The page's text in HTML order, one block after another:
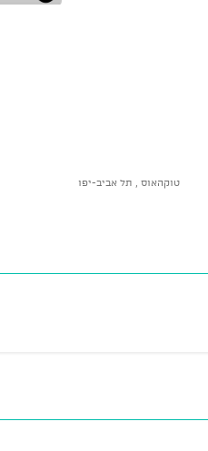
טוקהאוס , תל אביב-יפו